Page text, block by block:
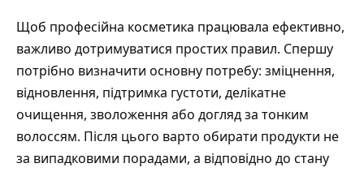
Щоб професійна косметика працювала ефективно,
важливо дотримуватися простих правил. Спершу
потрібно визначити основну потребу: зміцнення,
відновлення, підтримка густоти, делікатне
очищення, зволоження або догляд за тонким
волоссям. Після цього варто обирати продукти не
за випадковими порадами, а відповідно до стану